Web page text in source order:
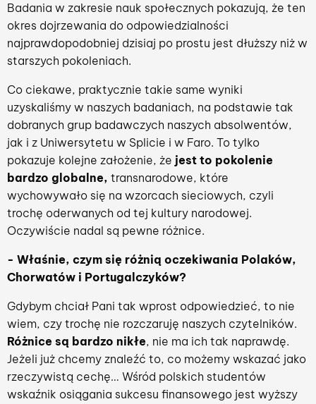
Badania w zakresie nauk społecznych pokazują, że ten
okres dojrzewania do odpowiedzialności
najprawdopodobniej dzisiaj po prostu jest dłuższy niż w
starszych pokoleniach.
Co ciekawe, praktycznie takie same wyniki
uzyskaliśmy w naszych badaniach, na podstawie tak
dobranych grup badawczych naszych absolwentów,
jak i z Uniwersytetu w Splicie i w Faro. To tylko
pokazuje kolejne założenie, że jest to pokolenie
bardzo globalne, transnarodowe, które
wychowywało się na wzorcach sieciowych, czyli
trochę oderwanych od tej kultury narodowej.
Oczywiście nadal są pewne różnice.
- Właśnie, czym się różnią oczekiwania Polaków,
Chorwatów i Portugalczyków?
Gdybym chciał Pani tak wprost odpowiedzieć, to nie
wiem, czy trochę nie rozczaruję naszych czytelników.
Różnice są bardzo nikłe, nie ma ich tak naprawdę.
Jeżeli już chcemy znaleźć to, co możemy wskazać jako
rzeczywistą cechę… Wśród polskich studentów
wskaźnik osiągania sukcesu finansowego jest wyższy